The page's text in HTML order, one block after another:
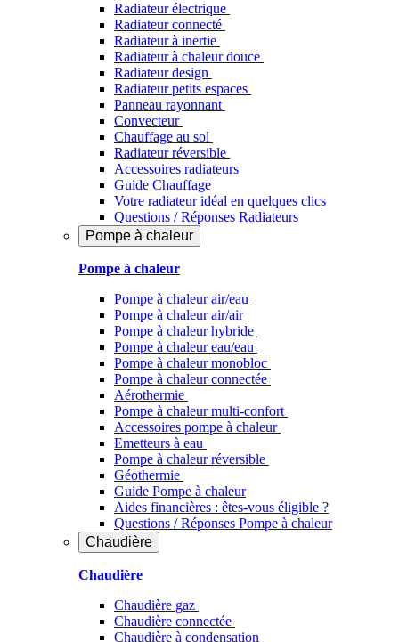
Radiateur électrique
Radiateur connecté
Radiateur à inertie
Radiateur à chaleur douce
Radiateur design
Radiateur petits espaces
Panneau rayonnant
Convecteur
Chauffage au sol
Radiateur réversible
Accessoires radiateurs
Guide Chauffage
Votre radiateur idéal en quelques clics
Questions / Réponses Radiateurs
Pompe à chaleur
Pompe à chaleur
Pompe à chaleur air/eau
Pompe à chaleur air/air
Pompe à chaleur hybride
Pompe à chaleur​ eau/eau
Pompe à chaleur monobloc
Pompe à chaleur connectée
Aérothermie
Pompe à chaleur multi-confort
Accessoires pompe à chaleur
Emetteurs à eau
Pompe à chaleur réversible
Géothermie
Guide Pompe à chaleur
Aides financières : êtes-vous éligible ?
Questions / Réponses Pompe à chaleur
Chaudière
Chaudière
Chaudière gaz
Chaudière connectée
Chaudière à condensation